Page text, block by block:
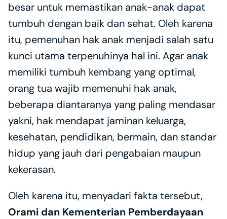
besar untuk memastikan anak-anak dapat
tumbuh dengan baik dan sehat. Oleh karena
itu, pemenuhan hak anak menjadi salah satu
kunci utama terpenuhinya hal ini. Agar anak
memiliki tumbuh kembang yang optimal,
orang tua wajib memenuhi hak anak,
beberapa diantaranya yang paling mendasar
yakni, hak mendapat jaminan keluarga,
kesehatan, pendidikan, bermain, dan standar
hidup yang jauh dari pengabaian maupun
kekerasan.
Orami dan Kementerian Pemberdayaan